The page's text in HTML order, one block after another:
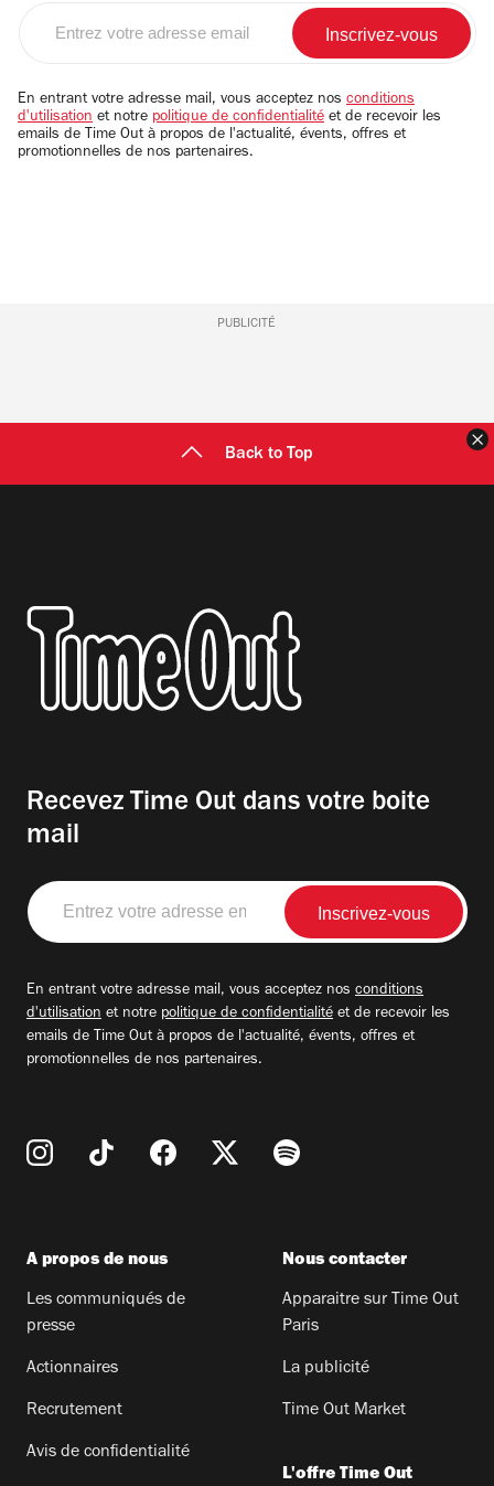
email
En entrant votre adresse mail, vous acceptez nos conditions
d'utilisation et notre politique de confidentialité et de recevoir les
emails de Time Out à propos de l'actualité, évents, offres et
promotionnelles de nos partenaires.
PUBLICITÉ
Back to Top
Recevez Time Out dans votre boite
mail
Entrez
votre
adresse
En entrant votre adresse mail, vous acceptez nos conditions
d'utilisation et notre politique de confidentialité et de recevoir les
emails de Time Out à propos de l'actualité, évents, offres et
promotionnelles de nos partenaires.
A propos de nous
Les communiqués de
presse
Actionnaires
Recrutement
Avis de confidentialité
Nous contacter
Apparaitre sur Time Out
Paris
La publicité
Time Out Market
L'offre Time Out